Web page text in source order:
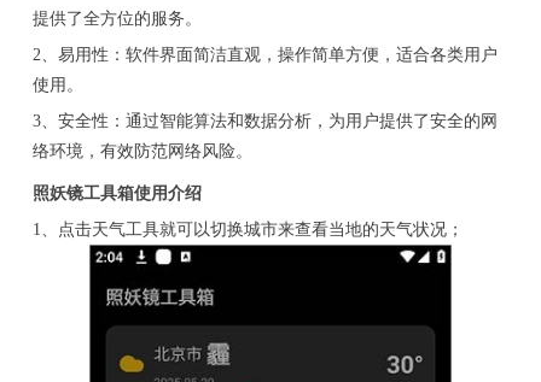
提供了全方位的服务。
2、易用性：软件界面简洁直观，操作简单方便，适合各类用户
使用。
3、安全性：通过智能算法和数据分析，为用户提供了安全的网
络环境，有效防范网络风险。
照妖镜工具箱使用介绍
1、点击天气工具就可以切换城市来查看当地的天气状况；